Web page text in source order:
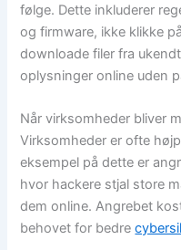
følge. Dette inkluderer
og firmware, ikke klikke
downloade filer fra
oplysninger online uden
Når virksomheder bliver
Virksomheder er ofte
eksempel på dette er
hvor hackere stjal store
dem online. Angrebet
behovet for bedre